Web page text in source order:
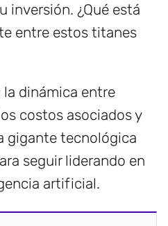
inversión. ¿Qué está
entre estos titanes
dinámica entre
costos asociados y
gigante tecnológica
seguir liderando en
artificial.